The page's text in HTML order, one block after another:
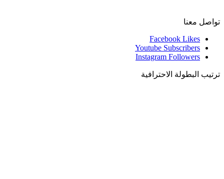
تواصل معنا
Facebook Likes
Youtube Subscribers
Instagram Followers
ترتيب البطولة الاحترافية